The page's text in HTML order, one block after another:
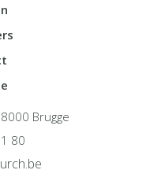
Brugge
80